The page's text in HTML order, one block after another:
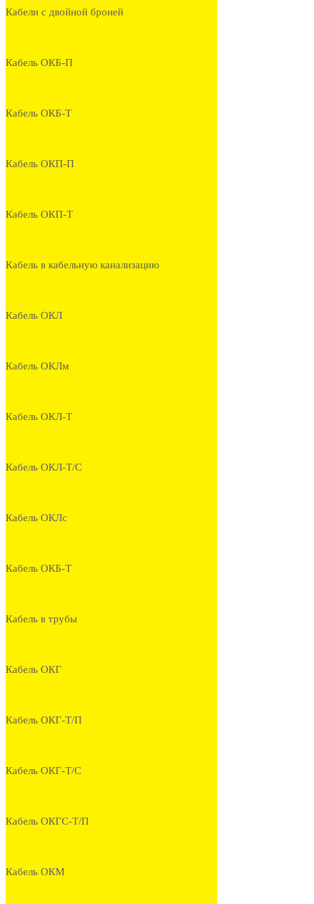
Кабели с двойной броней
Кабель ОКБ-П
Кабель ОКБ-Т
Кабель ОКП-П
Кабель ОКП-Т
Кабель в кабельную канализацию
Кабель ОКЛ
Кабель ОКЛм
Кабель ОКЛ-Т
Кабель ОКЛ-Т/С
Кабель ОКЛс
Кабель ОКБ-Т
Кабель в трубы
Кабель ОКГ
Кабель ОКГ-Т/П
Кабель ОКГ-Т/С
Кабель ОКГС-Т/П
Кабель ОКМ